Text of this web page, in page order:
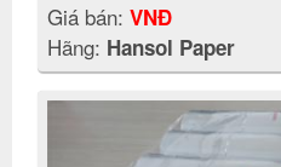
Giá bán: VNĐ
Hãng: Hansol Paper